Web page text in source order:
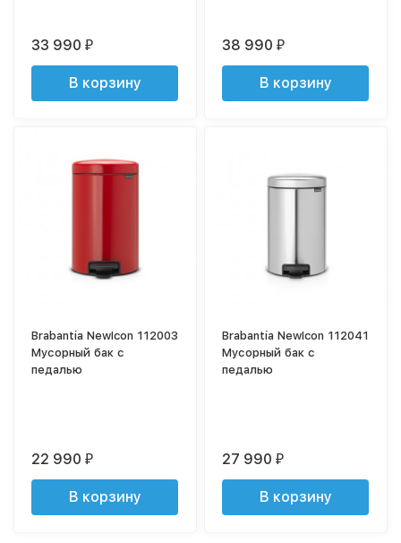
33 990₽
В корзину
38 990₽
В корзину
Brabantia NewIcon 112003
Мусорный бак с
педалью
22 990₽
В корзину
Brabantia NewIcon 112041
Мусорный бак с
педалью
27 990₽
В корзину